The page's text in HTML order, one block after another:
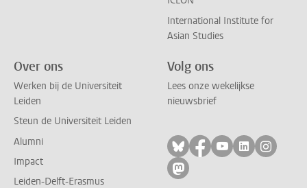
International Institute for
Asian Studies
Over ons
Werken bij de Universiteit
Leiden
Steun de Universiteit Leiden
Alumni
Impact
Leiden-Delft-Erasmus
Volg ons
Lees onze wekelijkse
nieuwsbrief
Volg ons op bluesky
Volg ons op
Volg ons op
Volg ons
Volg
Volg ons op mastodon